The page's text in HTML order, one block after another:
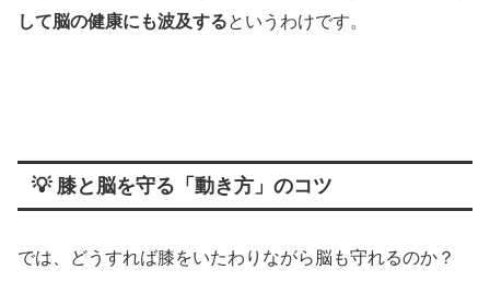
して脳の健康にも波及するというわけです。
💡 膝と脳を守る「動き方」のコツ
では、どうすれば膝をいたわりながら脳も守れるのか？